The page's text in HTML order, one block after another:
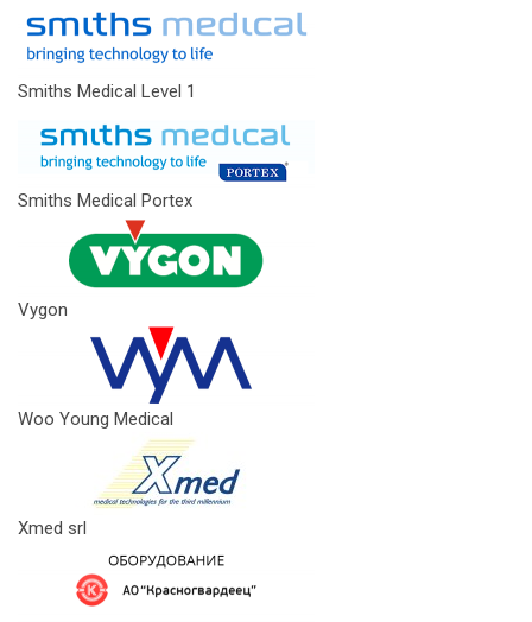
Smiths Medical Level 1
Smiths Medical Portex
Vygon
Woo Young Medical
Xmed srl